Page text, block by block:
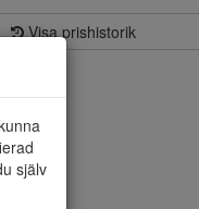
Visa prishistorik
själv